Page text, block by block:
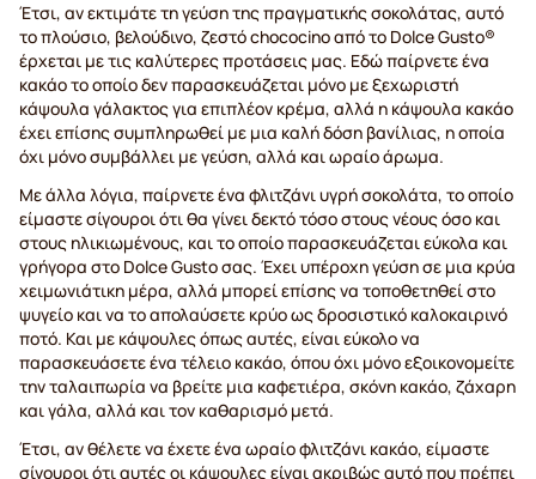
Έτσι, αν εκτιμάτε τη γεύση της πραγματικής σοκολάτας, αυτό
το πλούσιο, βελούδινο, ζεστό chococino από το Dolce Gusto®
έρχεται με τις καλύτερες προτάσεις μας. Εδώ παίρνετε ένα
κακάο το οποίο δεν παρασκευάζεται μόνο με ξεχωριστή
κάψουλα γάλακτος για επιπλέον κρέμα, αλλά η κάψουλα κακάο
έχει επίσης συμπληρωθεί με μια καλή δόση βανίλιας, η οποία
όχι μόνο συμβάλλει με γεύση, αλλά και ωραίο άρωμα.
Με άλλα λόγια, παίρνετε ένα φλιτζάνι υγρή σοκολάτα, το οποίο
είμαστε σίγουροι ότι θα γίνει δεκτό τόσο στους νέους όσο και
στους ηλικιωμένους, και το οποίο παρασκευάζεται εύκολα και
γρήγορα στο Dolce Gusto σας. Έχει υπέροχη γεύση σε μια κρύα
χειμωνιάτικη μέρα, αλλά μπορεί επίσης να τοποθετηθεί στο
ψυγείο και να το απολαύσετε κρύο ως δροσιστικό καλοκαιρινό
ποτό. Και με κάψουλες όπως αυτές, είναι εύκολο να
παρασκευάσετε ένα τέλειο κακάο, όπου όχι μόνο εξοικονομείτε
την ταλαιπωρία να βρείτε μια καφετιέρα, σκόνη κακάο, ζάχαρη
και γάλα, αλλά και τον καθαρισμό μετά.
Έτσι, αν θέλετε να έχετε ένα ωραίο φλιτζάνι κακάο, είμαστε
σίγουροι ότι αυτές οι κάψουλες είναι ακριβώς αυτό που πρέπει